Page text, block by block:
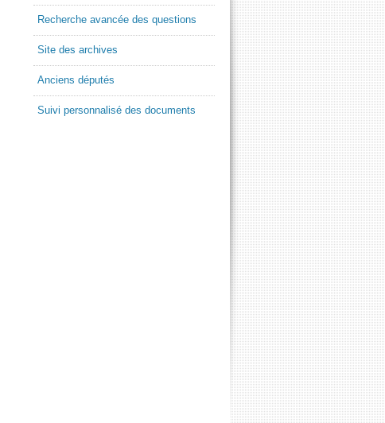
Recherche avancée des questions
Site des archives
Anciens députés
Suivi personnalisé des documents